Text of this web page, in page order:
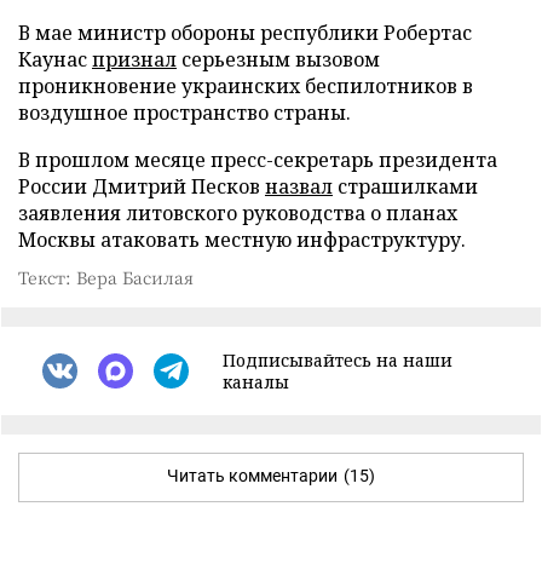
В мае министр обороны республики Робертас
Каунаспризнал серьезным вызовом
проникновение украинских беспилотников в
воздушное пространство страны.
В прошлом месяце пресс-секретарь президента
России Дмитрий Песков назвал страшилками
заявления литовского руководства о планах
Москвы атаковать местную инфраструктуру.
Текст: Вера Басилая
Подписывайтесь на наши
каналы
Читать комментарии (15)